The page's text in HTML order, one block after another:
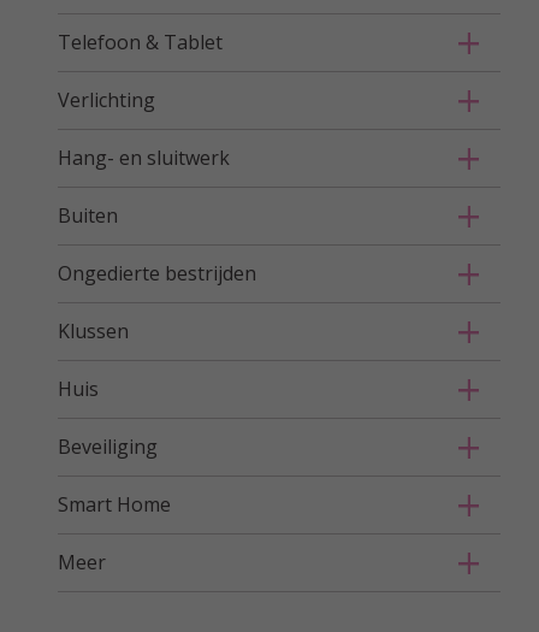
Telefoon & Tablet
Verlichting
Hang- en sluitwerk
Buiten
Ongedierte bestrijden
Klussen
Huis
Beveiliging
Smart Home
Meer